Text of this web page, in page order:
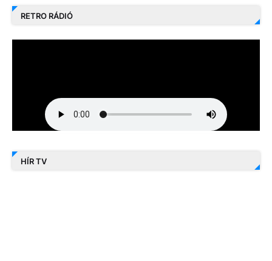
RETRO RÁDIÓ
HÍR TV